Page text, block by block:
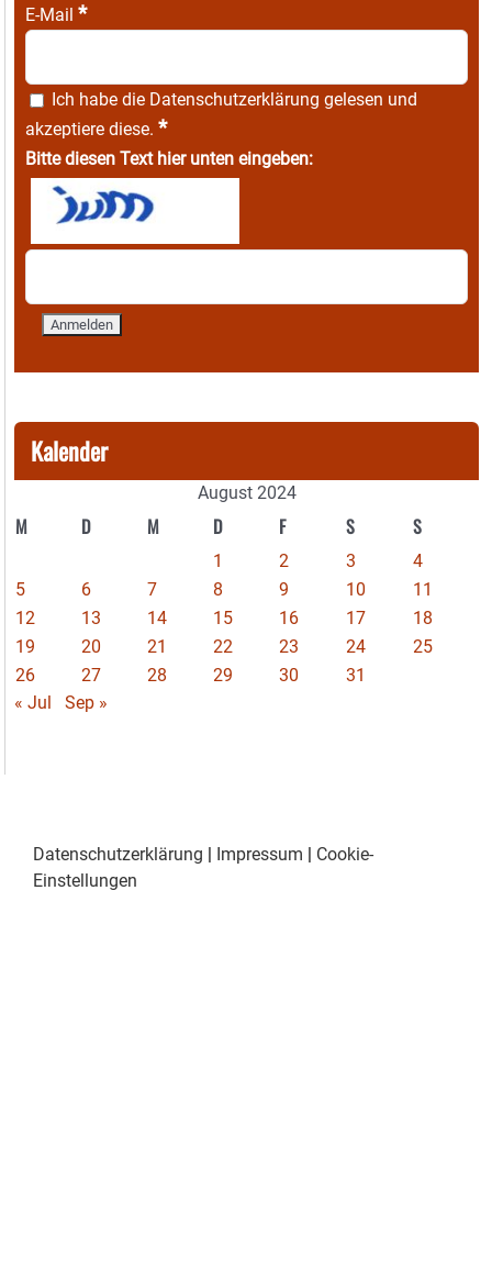
E-Mail *
Ich habe die Datenschutzerklärung gelesen und
akzeptiere diese. *
Bitte diesen Text hier unten eingeben:
Kalender
August 2024
M D M D F S S
1 2 3
4
5
6 7 8 9 10
11
12
13 14 15 16 17
18
19
20 21 22 23 24
25
26
27 28 29 30
31
« Jul
Sep »
Datenschutzerklärung | Impressum | Cookie-
Einstellungen